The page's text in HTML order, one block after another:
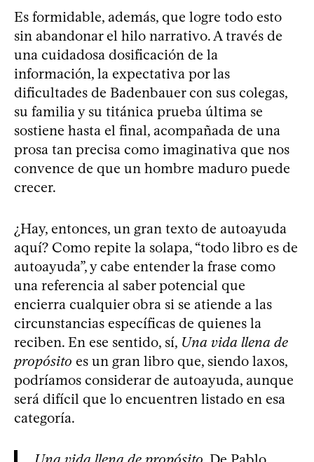
Es formidable, además, que logre todo esto
sin abandonar el hilo narrativo. A través de
una cuidadosa dosificación de la
información, la expectativa por las
dificultades de Badenbauer con sus colegas,
su familia y su titánica prueba última se
sostiene hasta el final, acompañada de una
prosa tan precisa como imaginativa que nos
convence de que un hombre maduro puede
crecer.
¿Hay, entonces, un gran texto de autoayuda
aquí? Como repite la solapa, “todo libro es de
autoayuda”, y cabe entender la frase como
una referencia al saber potencial que
encierra cualquier obra si se atiende a las
circunstancias específicas de quienes la
reciben. En ese sentido, sí, Una vida llena de
propósito es un gran libro que, siendo laxos,
podríamos considerar de autoayuda, aunque
será difícil que lo encuentren listado en esa
categoría.